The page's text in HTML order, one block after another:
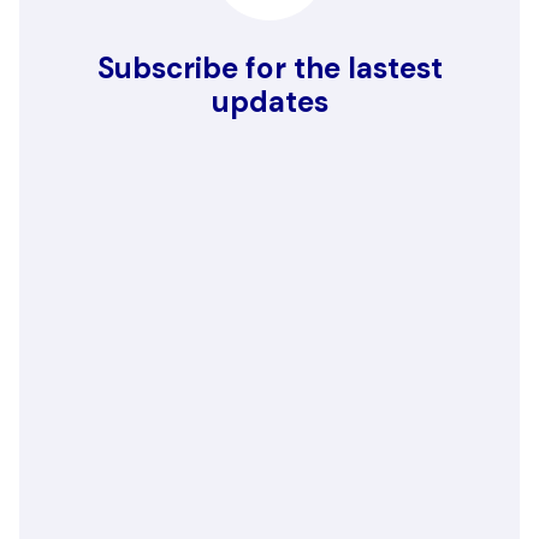
Subscribe for the lastest
updates